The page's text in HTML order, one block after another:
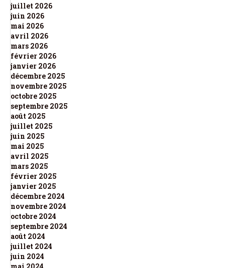
juillet 2026
juin 2026
mai 2026
avril 2026
mars 2026
février 2026
janvier 2026
décembre 2025
novembre 2025
octobre 2025
septembre 2025
août 2025
juillet 2025
juin 2025
mai 2025
avril 2025
mars 2025
février 2025
janvier 2025
décembre 2024
novembre 2024
octobre 2024
septembre 2024
août 2024
juillet 2024
juin 2024
mai 2024